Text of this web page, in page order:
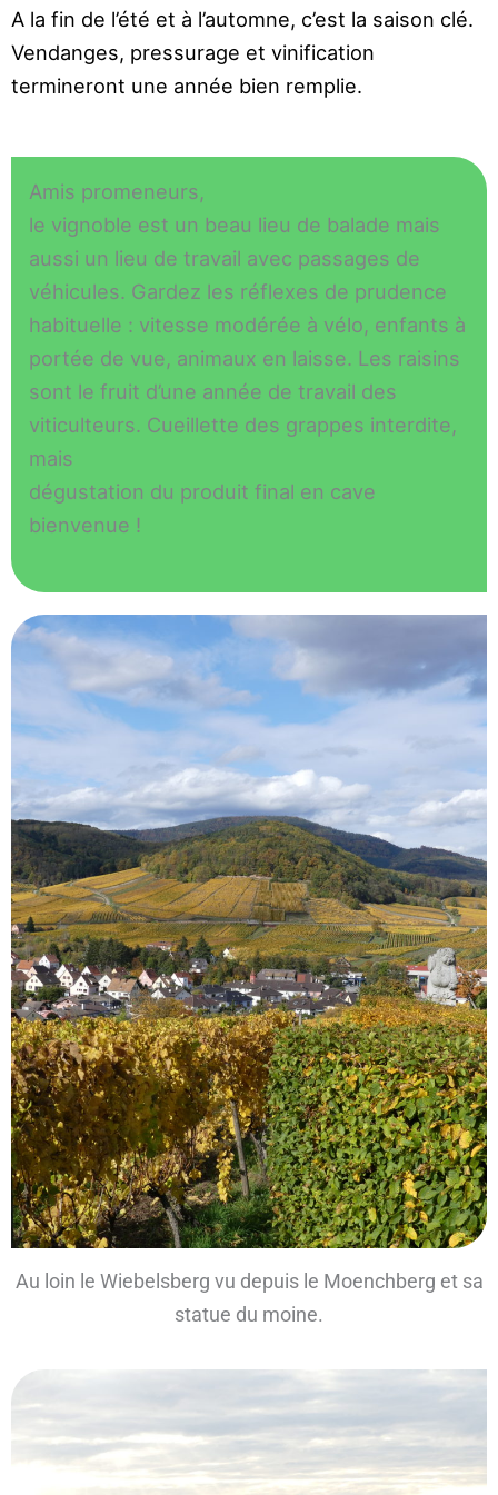
A la fin de l’été et à l’automne, c’est la saison clé.
Vendanges, pressurage et vinification
termineront une année bien remplie.
Amis promeneurs,
le vignoble est un beau lieu de balade mais
aussi un lieu de travail avec passages de
véhicules. Gardez les réflexes de prudence
habituelle : vitesse modérée à vélo, enfants à
portée de vue, animaux en laisse. Les raisins
sont le fruit d’une année de travail des
viticulteurs. Cueillette des grappes interdite,
mais
dégustation du produit final en cave
bienvenue !
Au loin le Wiebelsberg vu depuis le Moenchberg et sa
statue du moine.